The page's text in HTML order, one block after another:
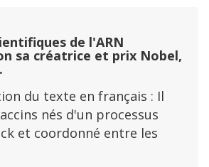
de l'ARN
sa créatrice et prix Nobel,
du texte en français : Il
nés d'un processus
et coordonné entre les